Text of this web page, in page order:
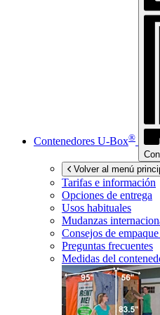
Contenedores U-Box®
Volver al menú
Tarifas e información
Opciones de entrega
Usos habituales
Mudanzas
Consejos de
Preguntas frecuentes
Medidas del